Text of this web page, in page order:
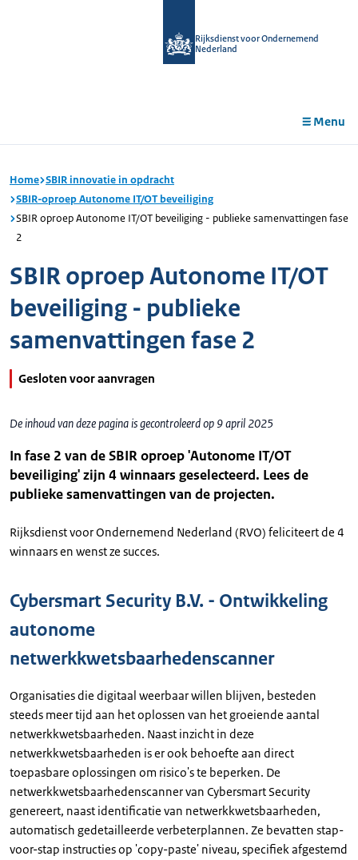
Rijksdienst voor Ondernemend
Nederland
Menu
Home SBIR innovatie in opdracht
SBIR-oproep Autonome IT/OT beveiliging
SBIR oproep Autonome IT/OT beveiliging - publieke samenvattingen fase
2
SBIR oproep Autonome IT/OT
beveiliging - publieke
samenvattingen fase 2
Gesloten voor aanvragen
De inhoud van deze pagina is gecontroleerd op 9 april 2025
In fase 2 van de SBIR oproep 'Autonome IT/OT
beveiliging' zijn 4 winnaars geselecteerd. Lees de
publieke samenvattingen van de projecten.
Rijksdienst voor Ondernemend Nederland (RVO) feliciteert de 4
winnaars en wenst ze succes.
Cybersmart Security B.V. - Ontwikkeling
autonome
netwerkkwetsbaarhedenscanner
Organisaties die digitaal weerbaar willen blijven, besteden
steeds meer tijd aan het oplossen van het groeiende aantal
netwerkkwetsbaarheden. Naast inzicht in deze
netwerkkwetsbaarheden is er ook behoefte aan direct
toepasbare oplossingen om risico's te beperken. De
netwerkkwetsbaarhedenscanner van Cybersmart Security
genereert, naast identificatie van netwerkkwetsbaarheden,
automatisch gedetailleerde verbeterplannen. Ze bevatten stap-
voor-stap instructies op 'copy-paste' niveau, specifiek afgestemd